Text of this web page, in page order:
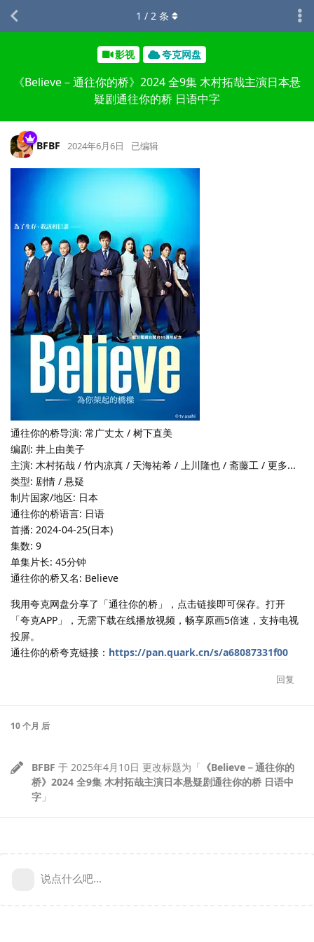
影视 夸克网盘
《Believe－通往你的桥》2024 全9集 木村拓哉主演日本悬
疑剧通往你的桥 日语中字
1 / 2 条
BFBF 2024年6月6日 已编辑
通往你的桥导演: 常广丈太 / 树下直美
编剧: 井上由美子
主演: 木村拓哉 / 竹内凉真 / 天海祐希 / 上川隆也 / 斋藤工 / 更多...
类型: 剧情 / 悬疑
制片国家/地区: 日本
通往你的桥语言: 日语
首播: 2024-04-25(日本)
集数: 9
单集片长: 45分钟
通往你的桥又名: Believe
我用夸克网盘分享了「通往你的桥」，点击链接即可保存。打开
「夸克APP」，无需下载在线播放视频，畅享原画5倍速，支持电视
投屏。
通往你的桥夸克链接： https://pan.quark.cn/s/a68087331f00
回复
10 个月 后
BFBF 于 2025年4月10日 更改标题为「 《Believe－通往你的
桥》2024 全9集 木村拓哉主演日本悬疑剧通往你的桥 日语中
字 」
说点什么吧...